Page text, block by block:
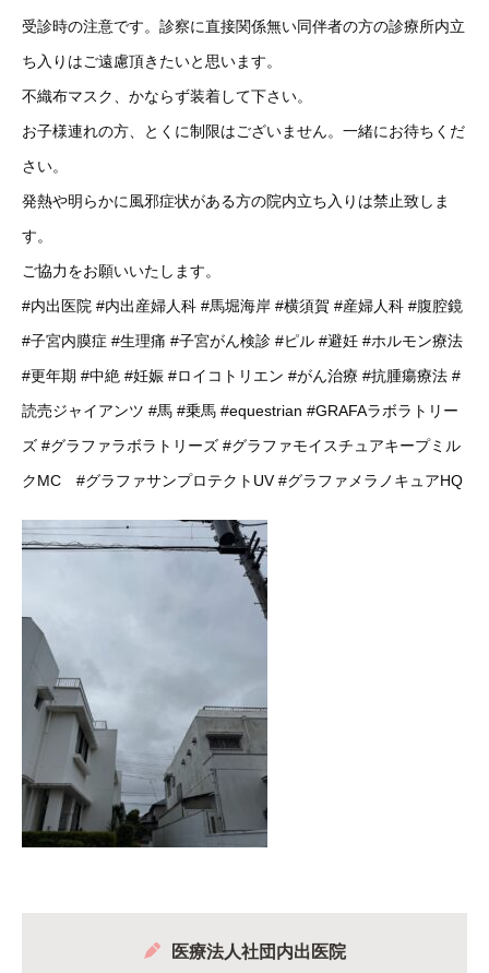
受診時の注意です。診察に直接関係無い同伴者の方の診療所内立
ち入りはご遠慮頂きたいと思います。
不織布マスク、かならず装着して下さい。
お子様連れの方、とくに制限はございません。一緒にお待ちくだ
さい。
発熱や明らかに風邪症状がある方の院内立ち入りは禁止致しま
す。
ご協力をお願いいたします。
#内出医院 #内出産婦人科 #馬堀海岸 #横須賀 #産婦人科 #腹腔鏡
#子宮内膜症 #生理痛 #子宮がん検診 #ピル #避妊 #ホルモン療法
#更年期 #中絶 #妊娠 #ロイコトリエン #がん治療 #抗腫瘍療法 #
読売ジャイアンツ #馬 #乗馬 #equestrian #GRAFAラボラトリー
ズ #グラファラボラトリーズ #グラファモイスチュアキープミル
クMC
#グラファサンプロテクトUV #グラファメラノキュアHQ
医療法人社団内出医院